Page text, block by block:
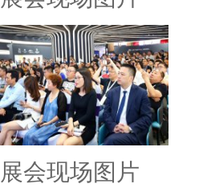
展会现场图片